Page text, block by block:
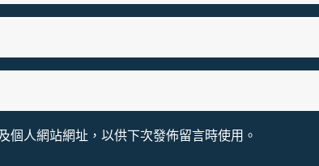
個人網站網址，以供下次發佈留言時使用。